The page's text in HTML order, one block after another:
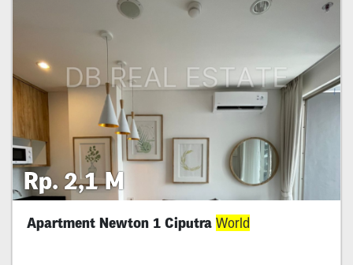
Rp. 2,1 M
Apartment Newton 1 Ciputra World